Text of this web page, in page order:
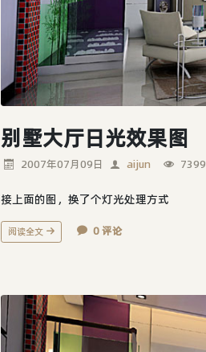
别墅大厅日光效果图
2007年07月09日 aijun 7399
接上面的图，换了个灯光处理方式
阅读全文 0 评论